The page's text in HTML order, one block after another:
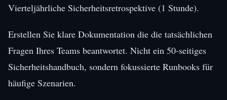
Vierteljährliche Sicherheitsretrospektive (1 Stunde).
Erstellen Sie klare Dokumentation die die tatsächlichen
Fragen Ihres Teams beantwortet. Nicht ein 50-seitiges
Sicherheitshandbuch, sondern fokussierte Runbooks für
häufige Szenarien.